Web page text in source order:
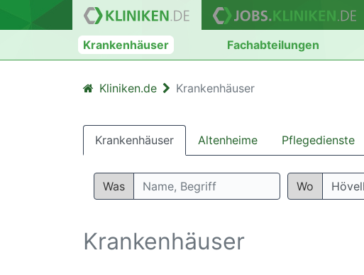
Krankenhäuser Fachabteilungen
Kliniken.de Krankenhäuser
Krankenhäuser Altenheime Pflegedienste
Was Wo
Krankenhäuser